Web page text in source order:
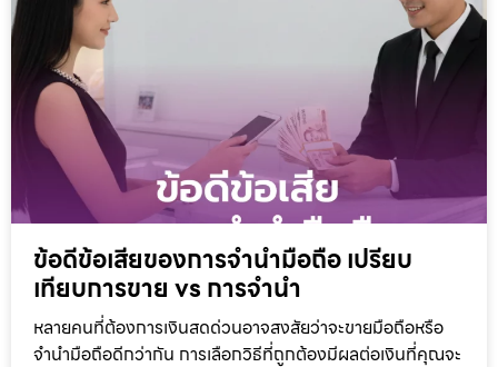
ข้อดีข้อเสียของการจำนำมือถือ เปรียบ
เทียบการขาย vs การจำนำ
หลายคนที่ต้องการเงินสดด่วนอาจสงสัยว่าจะขายมือถือหรือ
จำนำมือถือดีกว่ากัน การเลือกวิธีที่ถูกต้องมีผลต่อเงินที่คุณจะ